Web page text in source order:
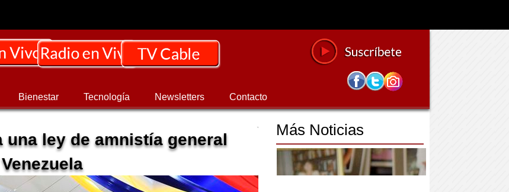
Bienestar Tecnología Newsletters Contacto
una ley de amnistía general
Más Noticias